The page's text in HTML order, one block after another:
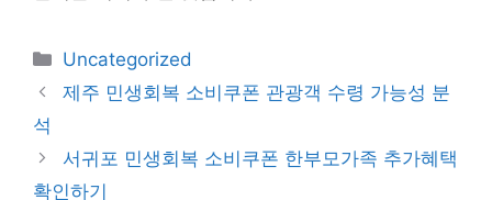
카
테
고
Uncategorized
제주 민생회복 소비쿠폰 관광객 수령 가능성 분
석
서귀포 민생회복 소비쿠폰 한부모가족 추가혜택
확인하기